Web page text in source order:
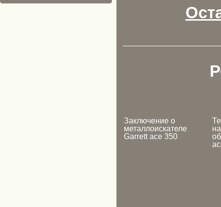
Заключение о
металлоискателе
Garrett ace 350